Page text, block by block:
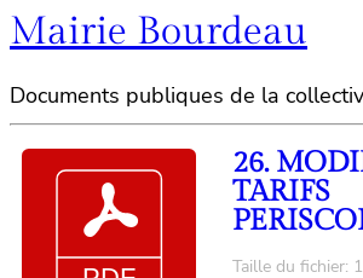
Mairie Bourdeau
Documents publiques de la
26.
TARIFS
Taille du fichier: